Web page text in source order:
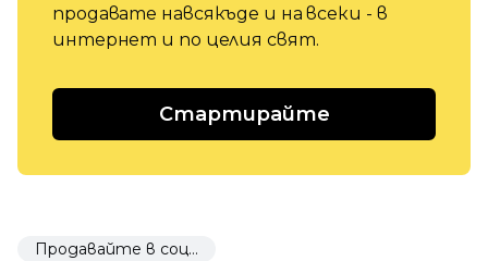
продавате навсякъде и на всеки - в
интернет и по целия свят.
Стартирайте
Продавайте в социалните мрежи